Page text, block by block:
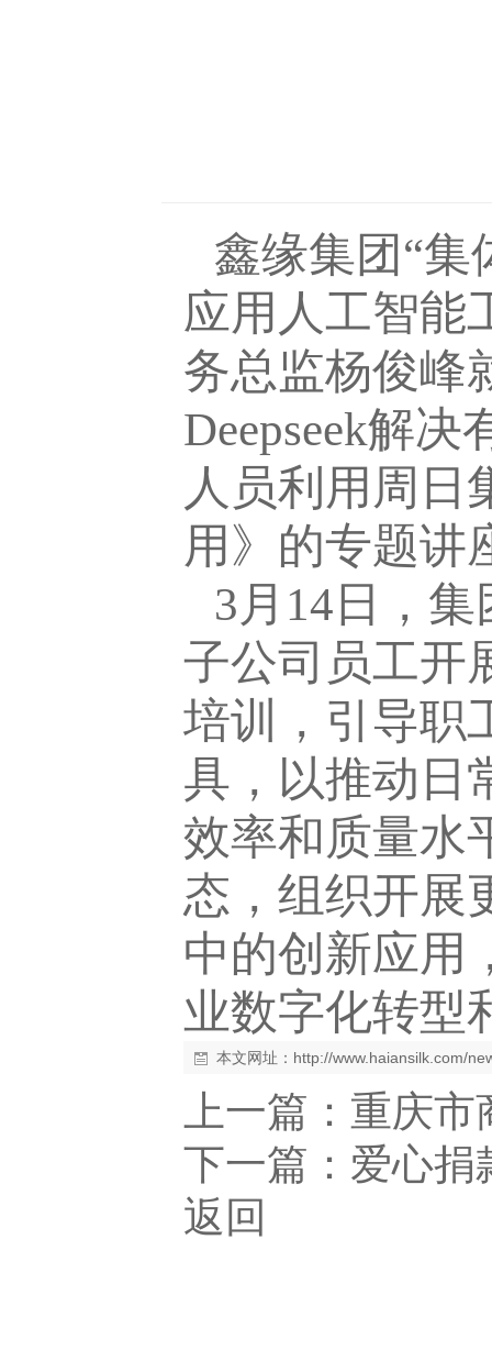
鑫缘集团“集
应用人工智能
务总监杨俊峰
Deepseek解
人员利用周日
用》的专题讲
3月14日，
子公司员工开
培训，引导职
具，以推动日
效率和质量水
态，组织开展
中的创新应用
业数字化转型
本文网址： http://www.haiansilk.com/
上一篇： 重庆市
下一篇： 爱心捐
返回